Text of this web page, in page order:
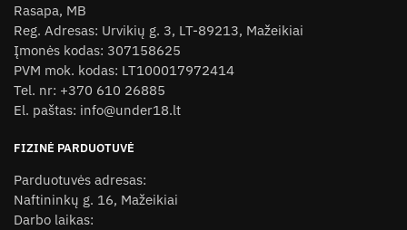
Rasapa, MB
Reg. Adresas: Urvikių g. 3, LT-89213, Mažeikiai
Įmonės kodas: 307158625
PVM mok. kodas: LT100017972414
Tel. nr: +370 610 26885
El. paštas: info@under18.lt
FIZINĖ PARDUOTUVĖ
Parduotuvės adresas:
Naftininkų g. 16, Mažeikiai
Darbo laikas: